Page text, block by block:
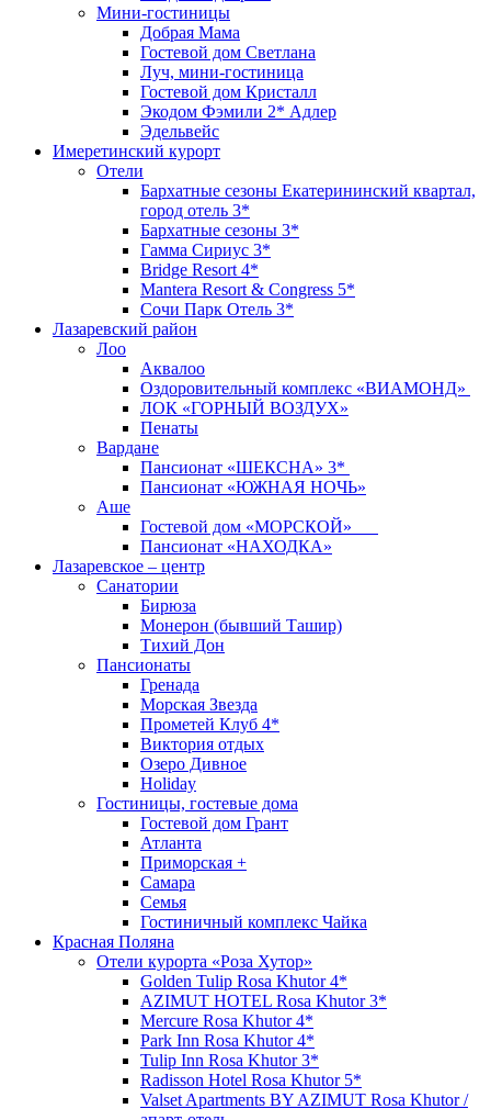
Мини-гостиницы
Добрая Мама
Гостевой дом Светлана
Луч, мини-гостиница
Гостевой дом Кристалл
Экодом Фэмили 2* Адлер
Эдельвейс
Имеретинский курорт
Отели
Бархатные сезоны Екатерининский квартал,
город отель 3*
Бархатные сезоны 3*
Гамма Сириус 3*
Bridge Resort 4*
Mantera Resort & Congress 5*
Сочи Парк Отель 3*
Лазаревский район
Лоо
Аквалоо
Оздоровительный комплекс «ВИАМОНД»
ЛОК «ГОРНЫЙ ВОЗДУХ»
Пенаты
Вардане
Пансионат «ШЕКСНА» 3*
Пансионат «ЮЖНАЯ НОЧЬ»
Аше
Гостевой дом «МОРСКОЙ»
Пансионат «НАХОДКА»
Лазаревское – центр
Санатории
Бирюза
Монерон (бывший Ташир)
Тихий Дон
Пансионаты
Гренада
Морская Звезда
Прометей Клуб 4*
Виктория отдых
Озеро Дивное
Holiday
Гостиницы, гостевые дома
Гостевой дом Грант
Атланта
Приморская +
Самара
Семья
Гостиничный комплекс Чайка
Красная Поляна
Отели курорта «Роза Хутор»
Golden Tulip Rosa Khutor 4*
AZIMUT HOTEL Rosa Khutor 3*
Mercure Rosa Khutor 4*
Park Inn Rosa Khutor 4*
Tulip Inn Rosa Khutor 3*
Radisson Hotel Rosa Khutor 5*
Valset Apartments BY AZIMUT Rosa Khutor /